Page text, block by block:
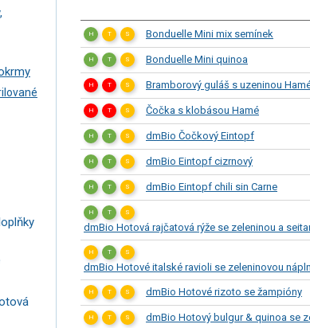
Brambory, luštěniny,
Sladkosti, slané
Zmrzliny
Ochucovadla,
Sušené směsi
Polotovary, hotové
Proteinové výrobky,
Nápoje nealkoholické
Nápoje alkoholické
Restaurace, jídelny,
Fastfood
Studená kuchyně,
Řadit dle:
Řadit:
Hledat
H T S Bonduelle Mini mix semínek
H T S Bonduelle Mini quinoa
H T S Bramborový guláš s uzeninou
H T S Čočka s klobásou Hamé
H T S dmBio Čočkový Eintopf
H T S dmBio Eintopf cizrnový
H T S dmBio Eintopf chili sin Carne
H T S
dmBio Hotová rajčatová rýže se zeleninou a
H T S
dmBio Hotové italské ravioli se zeleninovou
H T S dmBio Hotové rizoto se žampióny
H T S dmBio Hotový bulgur & quinoa se